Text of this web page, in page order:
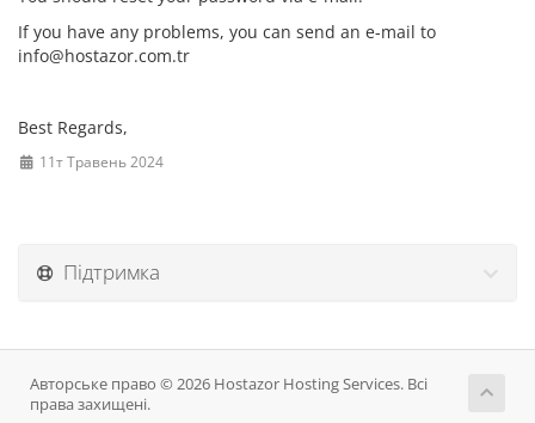
If you have any problems, you can send an e-mail to
info@hostazor.com.tr
Best Regards,
11т Травень 2024
Підтримка
Авторське право © 2026 Hostazor Hosting Services. Всі
права захищені.